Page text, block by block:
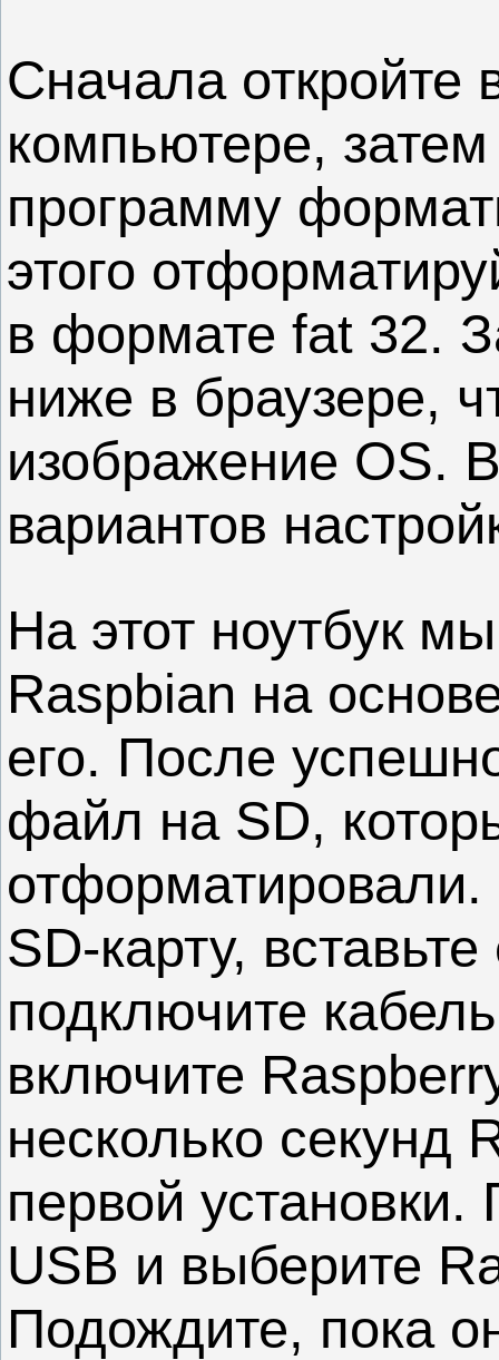
Сначала откройте
компьютере, затем
программу
этого
в формате fat 32.
ниже в браузере,
изображение OS.
вариантов
На этот ноутбук
Raspbian на
его. После
файл на SD,
отформатировали.
SD-карту,
подключите
включите
несколько секунд
первой
USB и выберите
Подождите, пока